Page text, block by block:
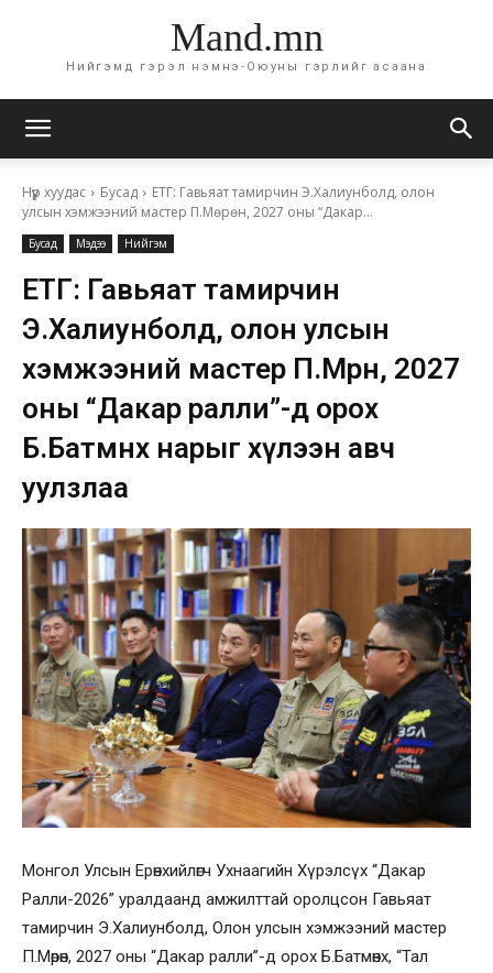
Mand.mn
Нийгэмд гэрэл нэмнэ-Оюуны гэрлийг асаана
Нүүр хуудас Бусад
ЕТГ: Гавьяат тамирчин Э.Халиунболд, олон
улсын хэмжээний мастер П.Мөрөн, 2027 оны “Дакар...
Бусад Мэдээ Нийгэм
ЕТГ: Гавьяат тамирчин
Э.Халиунболд, олон улсын
хэмжээний мастер П.Мөрөн, 2027
оны “Дакар ралли”-д орох
Б.Батмөнх нарыг хүлээн авч
уулзлаа
Монгол Улсын Ерөнхийлөгч Ухнаагийн Хүрэлсүх “Дакар
Ралли-2026” уралдаанд амжилттай оролцсон Гавьяат
тамирчин Э.Халиунболд, Олон улсын хэмжээний мастер
П.Мөрөн, 2027 оны “Дакар ралли”-д орох Б.Батмөнх, “Тал